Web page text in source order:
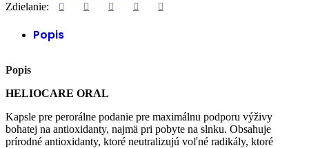
Zdielanie:
Popis
Popis
HELIOCARE ORAL
Kapsle pre perorálne podanie pre maximálnu podporu výživy
bohatej na antioxidanty, najmä pri pobyte na slnku. Obsahuje
prírodné antioxidanty, ktoré neutralizujú voľné radikály, ktoré